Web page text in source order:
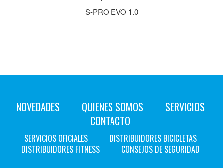
S-PRO EVO 1.0
NOVEDADES QUIENES SOMOS
SERVICIOS
CONTACTO
SERVICIOS OFICIALES
DISTRIBUIDORES BICICLETAS
DISTRIBUIDORES FITNESS
CONSEJOS DE SEGURIDAD